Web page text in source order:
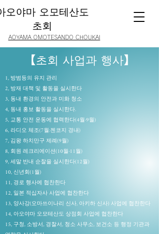
오야마 오모테산도
초회
AOYAMA OMOTESANDO CHOUKAI
【초회 사업과 행사】
1, 방범등의 유지 관리
2, 방재 대책 및 활동을 실시한다
3, 동내 환경의 안전과 미화 청소
4, 동내 홍보 활동을 실시한다.
5, 교통 안전 운동에 협력한다(4월·9월)
6, 라디오 체조(7월:젠코지 경내)
7, 김왕 하치만구 제례(9월)
8, 회원 레크리에이션(10월·11월)
9, 세말 반내 순찰을 실시한다(12월)
10, 신년회(1월)
11, 경로 행사에 협찬한다
12, 일본 적십자사 사업에 협찬한다
13, 양사강(오마쓰이나리 신사, 아키하 신사) 사업에 협찬한다
14, 아오야마 오모테산도 상점회 사업에 협찬한다
15, 구청, 소방서, 경찰서, 청소 사무소, 보건소 등 행정 기관과